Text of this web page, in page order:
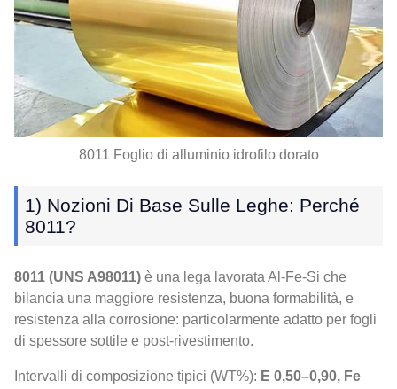
8011 Foglio di alluminio idrofilo dorato
1) Nozioni Di Base Sulle Leghe: Perché
8011?
8011 (UNS A98011) è una lega lavorata Al-Fe-Si che
bilancia una maggiore resistenza, buona formabilità, e
resistenza alla corrosione: particolarmente adatto per fogli
di spessore sottile e post-rivestimento.
Intervalli di composizione tipici (WT%): E 0,50–0,90, Fe